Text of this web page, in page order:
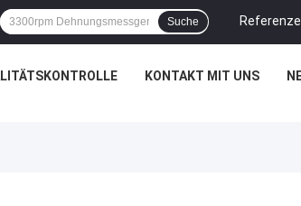
Suche
KONTAKT MIT UNS